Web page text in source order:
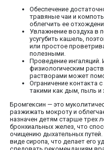
Обеспечение
травяные чаи и
облегчить ее
Увлажнение воздуха в
усугубить кашель,
или простое
полезными.
Проведение ингаляций.
физиологическим
растворами может
Ограничение контакта
такими как дым, пыль и
Бромгексин — это
разжижать мокроту и
назначен детям старше трех
бронхиальных желез, что
очищению дыхательных
виде сиропа, что делает его